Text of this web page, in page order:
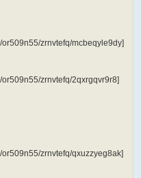
zrnvtefq/mcbeqyle9dy]
zrnvtefq/2qxrgqvr9r8]
zrnvtefq/qxuzzyeg8ak]